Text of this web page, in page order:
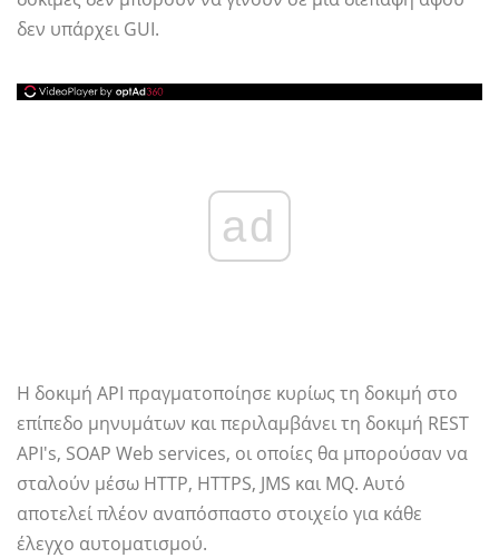
δεν υπάρχει GUI.
ad
Η δοκιμή API πραγματοποίησε κυρίως τη δοκιμή στο
επίπεδο μηνυμάτων και περιλαμβάνει τη δοκιμή REST
API's, SOAP Web services, οι οποίες θα μπορούσαν να
σταλούν μέσω HTTP, HTTPS, JMS και MQ. Αυτό
αποτελεί πλέον αναπόσπαστο στοιχείο για κάθε
έλεγχο αυτοματισμού.